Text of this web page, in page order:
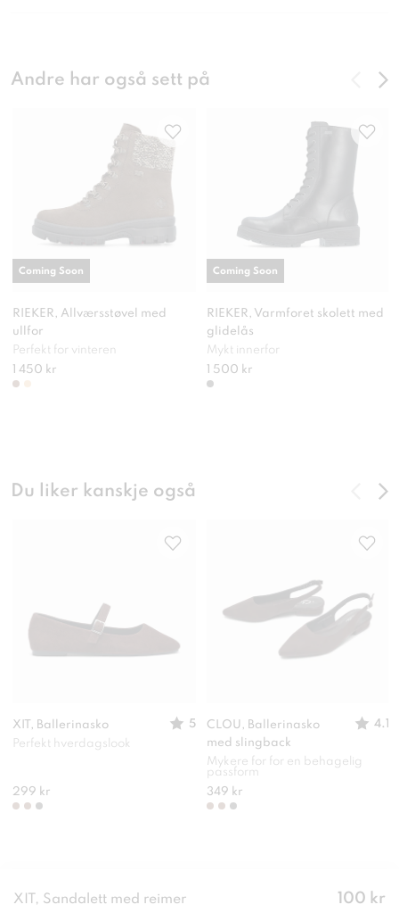
Andre har også sett på
RIEKER, Allværsstøvel med
ullfor
Perfekt for vinteren
1 450 kr
Coming Soon
RIEKER, Varmforet skolett med
glidelås
Mykt innerfor
1 500 kr
Coming Soon
Du liker kanskje også
XIT, Ballerinasko
5
Perfekt hverdagslook
299 kr
CLOU, Ballerinasko
med slingback
4.1
Mykere for for en behagelig
passform
349 kr
XIT, Sandalett med reimer Pris:
100 kr